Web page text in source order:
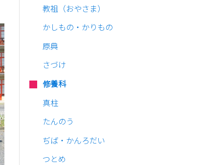
教祖（おやさま）
かしもの・かりもの
原典
さづけ
修養科
真柱
たんのう
ぢば・かんろだい
つとめ